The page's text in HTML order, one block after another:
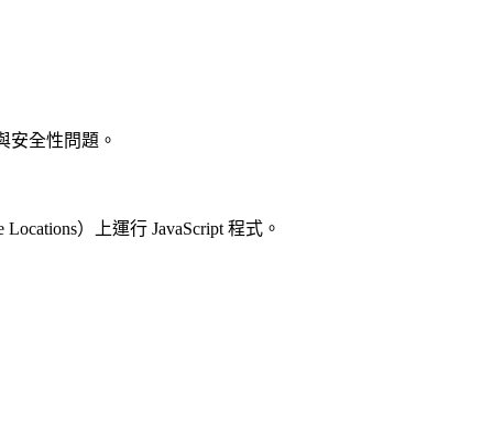
安全性問題。
）上運行 JavaScript 程式。